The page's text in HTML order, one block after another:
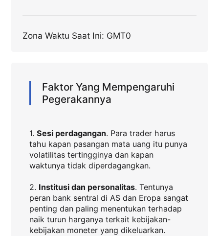
Zona Waktu Saat Ini: GMT0
Faktor Yang Mempengaruhi
Pegerakannya
1. Sesi perdagangan. Para trader harus
tahu kapan pasangan mata uang itu punya
volatilitas tertingginya dan kapan
waktunya tidak diperdagangkan.
2. Institusi dan personalitas. Tentunya
peran bank sentral di AS dan Eropa sangat
penting dan paling menentukan terhadap
naik turun harganya terkait kebijakan-
kebijakan moneter yang dikeluarkan.